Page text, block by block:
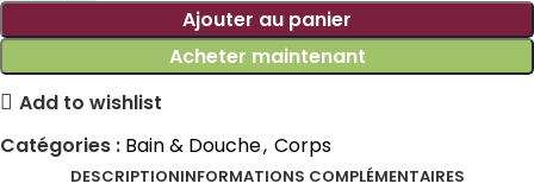
Ajouter au panier
Acheter maintenant
Add to wishlist
Catégories : Bain & Douche, Corps
DESCRIPTIONINFORMATIONS COMPLÉMENTAIRES